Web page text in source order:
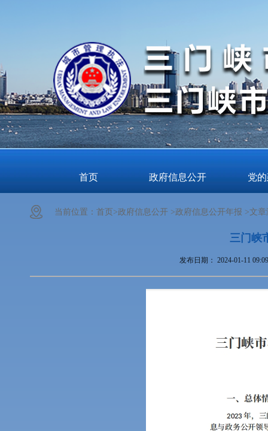
首页 政府信息公开 党
当前位置： 首页>政府信息公开 >政府信息公开年报 >文章
三门峡
发布日期： 2024-01-11 09:09